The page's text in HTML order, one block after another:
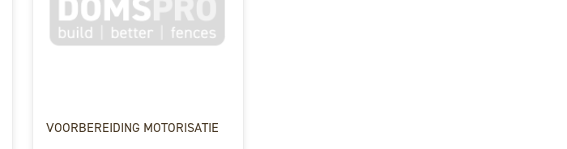
VOORBEREIDING MOTORISATIE